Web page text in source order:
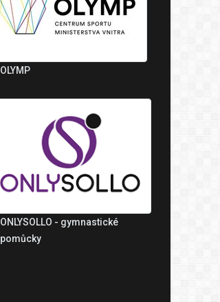
OLYMP
ONLYSOLLO - gymnastické
pomůcky